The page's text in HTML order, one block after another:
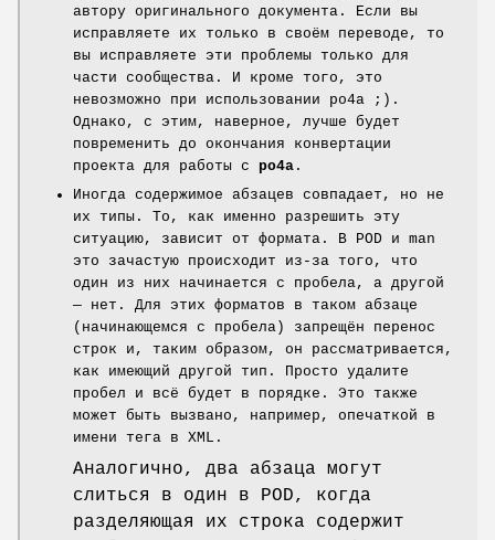
автору оригинального документа. Если вы
исправляете их только в своём переводе, то
вы исправляете эти проблемы только для
части сообщества. И кроме того, это
невозможно при использовании po4a ;).
Однако, с этим, наверное, лучше будет
повременить до окончания конвертации
проекта для работы с po4a .
Иногда содержимое абзацев совпадает, но не
их типы. То, как именно разрешить эту
ситуацию, зависит от формата. В POD и man
это зачастую происходит из-за того, что
один из них начинается с пробела, а другой
— нет. Для этих форматов в таком абзаце
(начинающемся с пробела) запрещён перенос
строк и, таким образом, он рассматривается,
как имеющий другой тип. Просто удалите
пробел и всё будет в порядке. Это также
может быть вызвано, например, опечаткой в
имени тега в XML.
Аналогично, два абзаца могут
слиться в один в POD, когда
разделяющая их строка содержит